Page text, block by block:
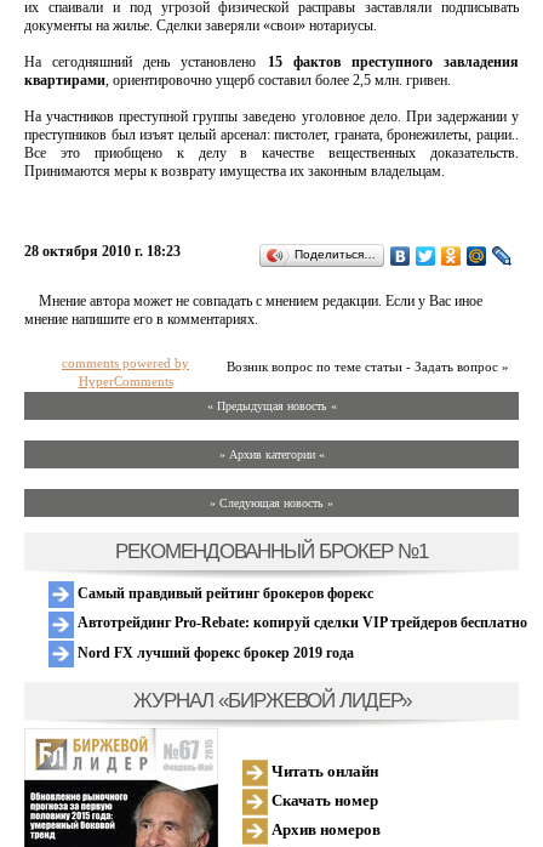
их спаивали и под угрозой физической расправы заставляли подписывать
документы на жилье. Сделки заверяли «свои» нотариусы.
На сегодняшний день установлено
15 фактов преступного завладения
квартирами, ориентировочно ущерб составил более 2,5 млн. гривен.
На участников преступной группы заведено уголовное дело. При задержании у
преступников был изъят целый арсенал: пистолет, граната, бронежилеты, рации..
Все это приобщено к делу в качестве вещественных доказательств.
Принимаются меры к возврату имущества их законным владельцам.
28 октября 2010 г. 18:23 Поделиться…
Мнение автора может не совпадать с мнением редакции. Если у Вас иное
мнение напишите его в комментариях.
Возник вопрос по теме статьи - Задать вопрос »
comments powered by
HyperComments
« Предыдущая новость «
» Архив категории «
» Следующая новость »
РЕКОМЕНДОВАННЫЙ БРОКЕР №1
Самый правдивый рейтинг брокеров форекс
Автотрейдинг Pro-Rebate: копируй сделки VIP трейдеров бесплатно
Nord FX лучший форекс брокер 2019 года
ЖУРНАЛ «БИРЖЕВОЙ ЛИДЕР»
Читать онлайн
Скачать номер
Архив номеров